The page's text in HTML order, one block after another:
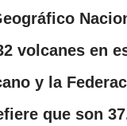
volcanes en
y la
que son